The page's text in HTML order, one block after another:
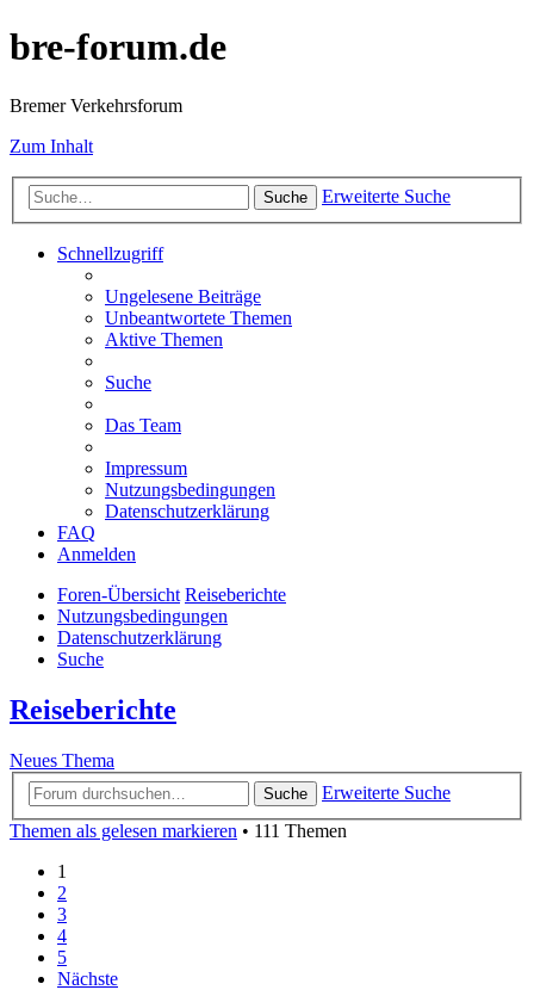
bre-forum.de
Bremer Verkehrsforum
Zum Inhalt
Suche Erweiterte Suche
Schnellzugriff
Ungelesene Beiträge
Unbeantwortete Themen
Aktive Themen
Suche
Das Team
Impressum
Nutzungsbedingungen
Datenschutzerklärung
FAQ
Anmelden
Foren-Übersicht Reiseberichte
Nutzungsbedingungen
Datenschutzerklärung
Suche
Reiseberichte
Neues Thema
Suche
Erweiterte Suche
Themen als gelesen markieren • 111 Themen
1
2
3
4
5
Nächste